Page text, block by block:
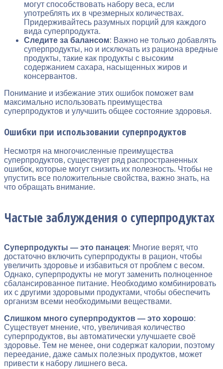
могут способствовать набору веса, если
употреблять их в чрезмерных количествах.
Придерживайтесь разумных порций для каждого
вида суперпродукта.
Следите за балансом: Важно не только добавлять
суперпродукты, но и исключать из рациона вредные
продукты, такие как продукты с высоким
содержанием сахара, насыщенных жиров и
консервантов.
Понимание и избежание этих ошибок поможет вам
максимально использовать преимущества
суперпродуктов и улучшить общее состояние здоровья.
Ошибки при использовании суперпродуктов
Несмотря на многочисленные преимущества
суперпродуктов, существует ряд распространенных
ошибок, которые могут снизить их полезность. Чтобы не
упустить все положительные свойства, важно знать, на
что обращать внимание.
Частые заблуждения о суперпродуктах
Суперпродукты — это панацея: Многие верят, что
достаточно включить суперпродукты в рацион, чтобы
увеличить здоровье и избавиться от проблем с весом.
Однако, суперпродукты не могут заменить полноценное
сбалансированное питание. Необходимо комбинировать
их с другими здоровыми продуктами, чтобы обеспечить
организм всеми необходимыми веществами.
Слишком много суперпродуктов — это хорошо:
Существует мнение, что, увеличивая количество
суперпродуктов, вы автоматически улучшаете своё
здоровье. Тем не менее, они содержат калории, поэтому
переедание, даже самых полезных продуктов, может
привести к набору лишнего веса.